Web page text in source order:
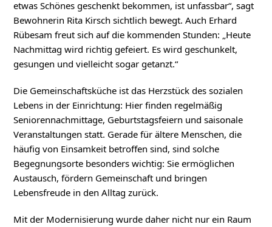
etwas Schönes geschenkt bekommen, ist unfassbar“, sagt
Bewohnerin Rita Kirsch sichtlich bewegt. Auch Erhard
Rübesam freut sich auf die kommenden Stunden: „Heute
Nachmittag wird richtig gefeiert. Es wird geschunkelt,
gesungen und vielleicht sogar getanzt.“
Die Gemeinschaftsküche ist das Herzstück des sozialen
Lebens in der Einrichtung: Hier finden regelmäßig
Seniorennachmittage, Geburtstagsfeiern und saisonale
Veranstaltungen statt. Gerade für ältere Menschen, die
häufig von Einsamkeit betroffen sind, sind solche
Begegnungsorte besonders wichtig: Sie ermöglichen
Austausch, fördern Gemeinschaft und bringen
Lebensfreude in den Alltag zurück.
Mit der Modernisierung wurde daher nicht nur ein Raum